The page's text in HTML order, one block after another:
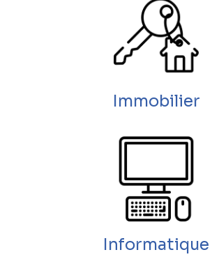
Immobilier
Informatique